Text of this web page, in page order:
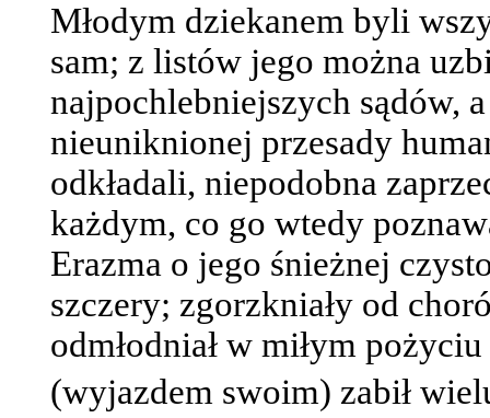
Młodym dziekanem byli
sam; z listów jego można
najpochlebniejszych sądów,
nieuniknionej przesady
odkładali, niepodobna
każdym, co go wtedy
Erazma o jego śnieżnej
szczery; zgorzkniały od
odmłodniał w miłym
(wyjazdem swoim) zabił